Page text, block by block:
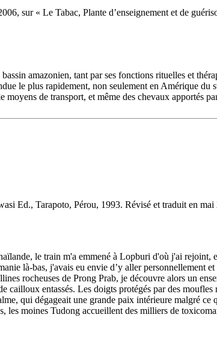
sur « Le Tabac, Plante d’enseignement et de
amazonien, tant par ses fonctions rituelles et
le plus rapidement, non seulement en Amérique
de transport, et même des chevaux apportés
Ed., Tarapoto, Pérou, 1993. Révisé et traduit en mai
le train m'a emmené à Lopburi d'où j'ai
là-bas, j'avais eu envie d’y aller personnellement
rocheuses de Prong Prab, je découvre alors un
cailloux entassés. Les doigts protégés par des
qui dégageait une grande paix intérieure malgré
les moines Tudong accueillent des milliers de